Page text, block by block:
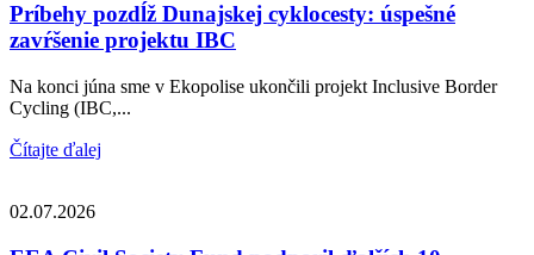
Príbehy pozdĺž Dunajskej cyklocesty: úspešné
zavŕšenie projektu IBC
Na konci júna sme v Ekopolise ukončili projekt Inclusive Border
Cycling (IBC,...
Čítajte ďalej
02.07.2026